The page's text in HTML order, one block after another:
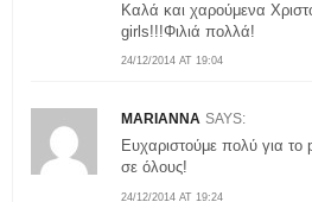
24/12/2014 AT 19:04
Καλά και χαρούμενα
girls!!!Φιλιά πολλά!
MARIANNA SAYS:
24/12/2014 AT 19:24
Ευχαριστούμε πολύ για
σε όλους!